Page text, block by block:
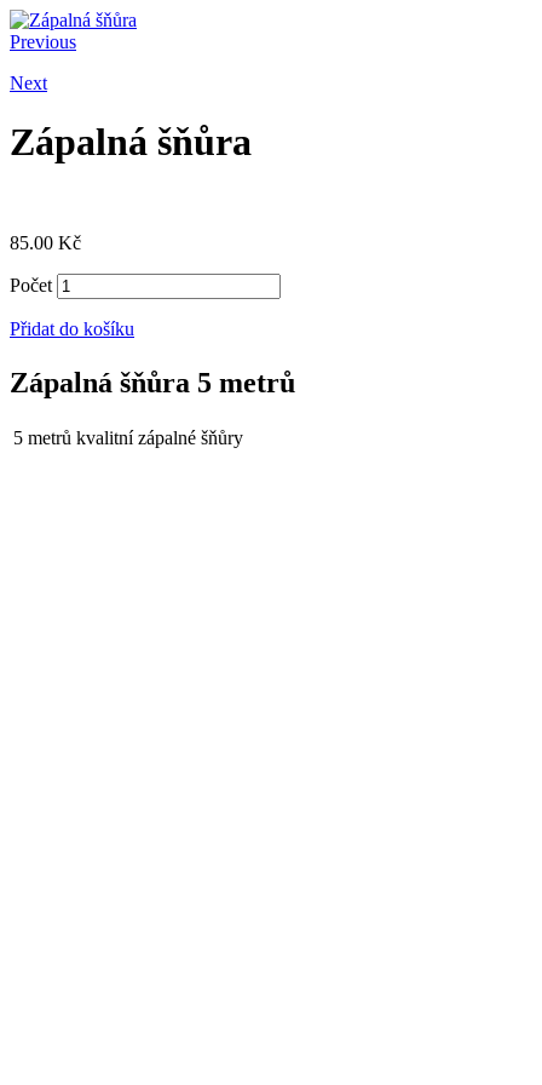
Previous
Next
Zápalná šňůra
85.00 Kč
Počet
Přidat do košíku
Zápalná šňůra 5 metrů
5 metrů kvalitní zápalné šňůry